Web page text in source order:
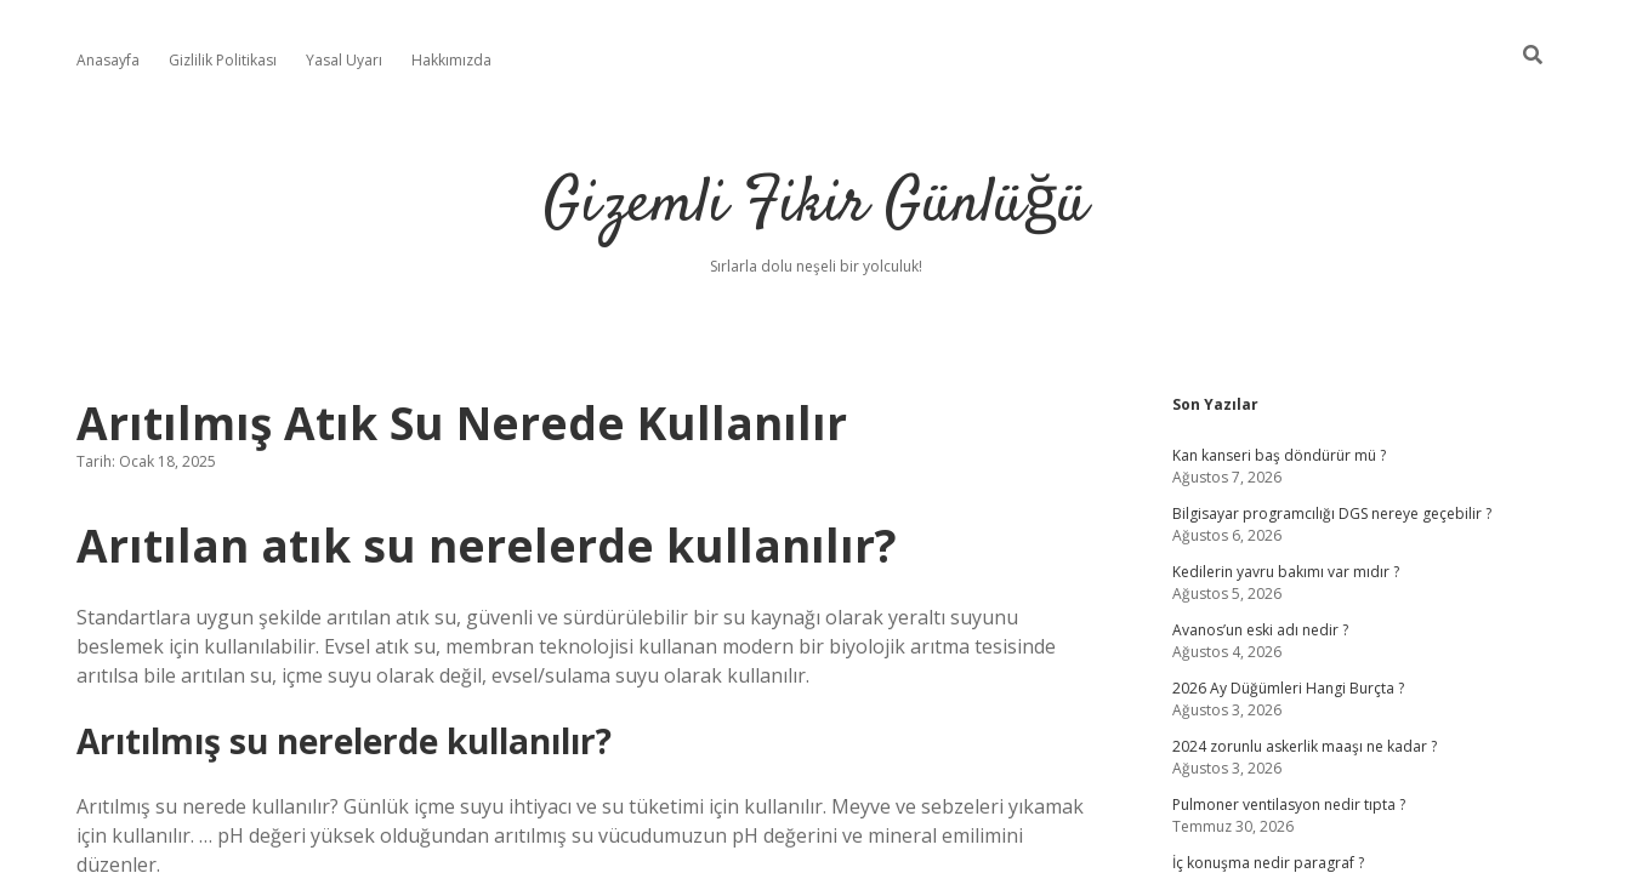
Anasayfa Gizlilik Politikası Yasal Uyarı Hakkımızda
Gizemli Fikir Günlüğü
Sırlarla dolu neşeli bir yolculuk!
Arıtılmış Atık Su Nerede Kullanılır
Tarih: Ocak 18, 2025
Arıtılan atık su nerelerde kullanılır?
Standartlara uygun şekilde arıtılan atık su, güvenli ve sürdürülebilir bir su kaynağı olarak yeraltı suyunu
beslemek için kullanılabilir. Evsel atık su, membran teknolojisi kullanan modern bir biyolojik arıtma tesisinde
arıtılsa bile arıtılan su, içme suyu olarak değil, evsel/sulama suyu olarak kullanılır.
Arıtılmış su nerelerde kullanılır?
Arıtılmış su nerede kullanılır? Günlük içme suyu ihtiyacı ve su tüketimi için kullanılır. Meyve ve sebzeleri yıkamak
için kullanılır. … pH değeri yüksek olduğundan arıtılmış su vücudumuzun pH değerini ve mineral emilimini
düzenler.
Sidebar
Son Yazılar
Kan kanseri baş döndürür mü ?
Ağustos 7, 2026
Bilgisayar programcılığı DGS nereye geçebilir ?
Ağustos 6, 2026
Kedilerin yavru bakımı var mıdır ?
Ağustos 5, 2026
Avanos’un eski adı nedir ?
Ağustos 4, 2026
2026 Ay Düğümleri Hangi Burçta ?
Ağustos 3, 2026
2024 zorunlu askerlik maaşı ne kadar ?
Ağustos 3, 2026
Pulmoner ventilasyon nedir tıpta ?
Temmuz 30, 2026
İç konuşma nedir paragraf ?